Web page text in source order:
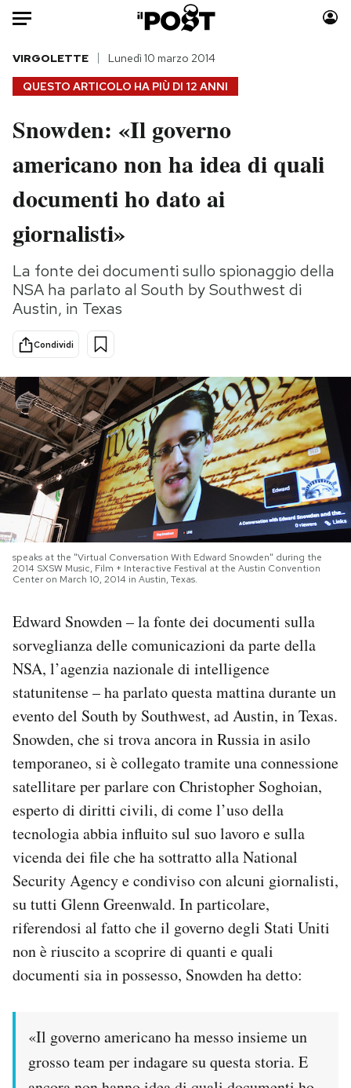
Auto
HOME
Italia
Politica
Tecnologia
Scienza
Cultura
Economia
Sport
Moda
Consumismi
Storie/Idee
Europa
Altrecose
PODCAST
NEWSLETTER
I MIEI PREFERITI
SHOP
AREA PERSONALE
Area Personale
Newsletter
Notifiche mobile
Regala il Post
Hai bisogno di aiuto?
QUESTO ARTICOLO HA PIÙ DI 12 ANNI
VIRGOLETTE Lunedì 10 marzo 2014
Snowden: «Il governo
americano non ha idea di quali
documenti ho dato ai
giornalisti»
La fonte dei documenti sullo spionaggio della
NSA ha parlato al South by Southwest di
Austin, in Texas
Condividi
speaks at the "Virtual Conversation With Edward Snowden" during the
2014 SXSW Music, Film + Interactive Festival at the Austin Convention
Center on March 10, 2014 in Austin, Texas.
Edward Snowden – la fonte dei documenti sulla
sorveglianza delle comunicazioni da parte della
NSA, l’agenzia nazionale di intelligence
statunitense – ha parlato questa mattina durante un
evento del South by Southwest, ad Austin, in Texas.
Snowden, che si trova ancora in Russia in asilo
temporaneo, si è collegato tramite una connessione
satellitare per parlare con Christopher Soghoian,
esperto di diritti civili, di come l’uso della
tecnologia abbia influito sul suo lavoro e sulla
vicenda dei file che ha sottratto alla National
Security Agency e condiviso con alcuni giornalisti,
su tutti Glenn Greenwald. In particolare,
riferendosi al fatto che il governo degli Stati Uniti
non è riuscito a scoprire di quanti e quali
documenti sia in possesso, Snowden ha detto:
«Il governo americano ha messo insieme un
grosso team per indagare su questa storia. E